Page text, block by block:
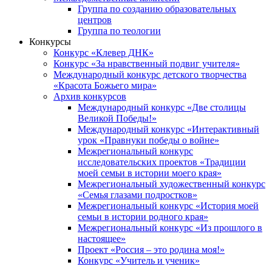
Группа по созданию образовательных
центров
Группа по теологии
Конкурсы
Конкурс «Клевер ДНК»
Конкурс «За нравственный подвиг учителя»
Международный конкурс детского творчества
«Красота Божьего мира»
Архив конкурсов
Международный конкурс «Две столицы
Великой Победы!»
Международный конкурс «Интерактивный
урок «Правнуки победы о войне»
Межрегиональный конкурс
исследовательских проектов «Традиции
моей семьи в истории моего края»
Межрегиональный художественный конкурс
«Семья глазами подростков»
Межрегиональный конкурс «История моей
семьи в истории родного края»
Межрегиональный конкурс «Из прошлого в
настоящее»
Проект «Россия – это родина моя!»
Конкурс «Учитель и ученик»